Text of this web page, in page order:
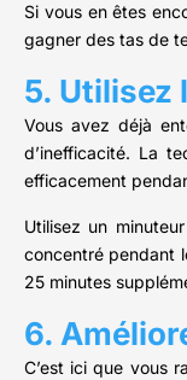
Si vous en êtes
gagner des tas de
5. Utilisez
Vous avez déjà
d’inefficacité. La
efficacement
Utilisez un
concentré pendant
25 minutes
6.
C’est ici que vous